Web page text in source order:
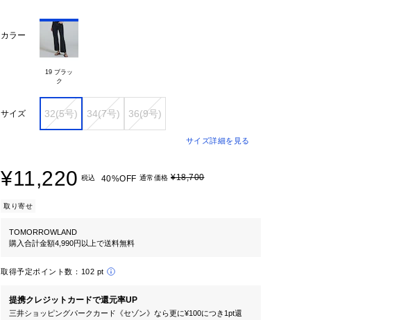
カラー
19 ブラッ
サイズ 32(5号) 34(7号) 36(9号)
サイズ詳細を見る
¥11,220 税込 40%OFF 通常価格 ¥18,700
取り寄せ
TOMORROWLAND
購入合計金額4,990円以上で送料無料
取得予定ポイント数： 102 pt
提携クレジットカードで還元率UP
三井ショッピングパークカード《セゾン》なら更に¥100につき1pt還